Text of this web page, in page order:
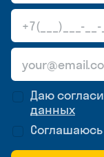
Даю
данных